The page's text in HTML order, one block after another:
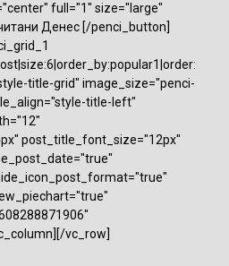
full="1" size="large"
Денес [/penci_button]
title-grid" image_size="penci-
title-left"
post_title_font_size="12px"
vc_row]